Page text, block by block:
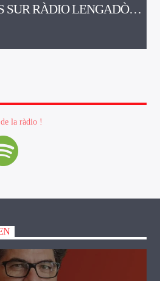
SUR RÀDIO LENGADÒC
la ràdio !